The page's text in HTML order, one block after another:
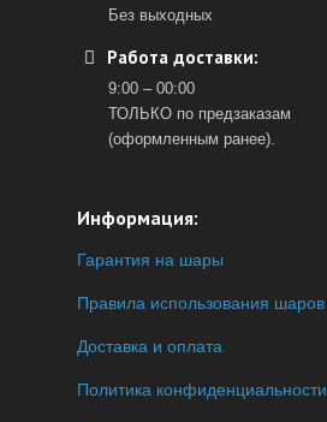
Без выходных
Работа доставки:
9:00 – 00:00
ТОЛЬКО по предзаказам
(оформленным ранее).
Информация:
Гарантия на шары
Правила использования шаров
Доставка и оплата
Политика конфиденциальности